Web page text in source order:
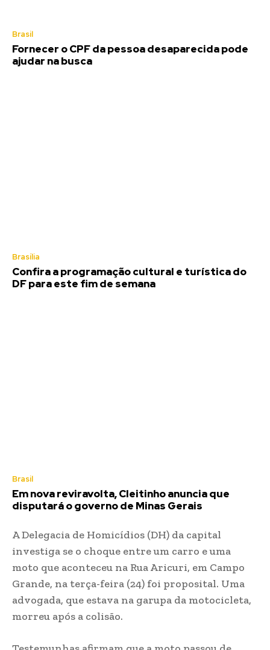
Brasil
Fornecer o CPF da pessoa desaparecida pode
ajudar na busca
Brasília
Confira a programação cultural e turística do
DF para este fim de semana
Brasil
Em nova reviravolta, Cleitinho anuncia que
disputará o governo de Minas Gerais
A Delegacia de Homicídios (DH) da capital
investiga se o choque entre um carro e uma
moto que aconteceu na Rua Aricuri, em Campo
Grande, na terça-feira (24) foi proposital. Uma
advogada, que estava na garupa da motocicleta,
morreu após a colisão.